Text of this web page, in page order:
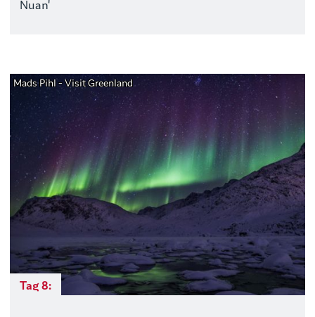
Nuan'
Mads Pihl - Visit Greenland
Tag 8: